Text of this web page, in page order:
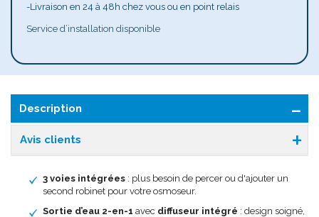
-Livraison en 24 à 48h chez vous ou en point relais
Service d’installation disponible
Description
Avis clients
3 voies intégrées : plus besoin de percer ou d'ajouter un
second robinet pour votre osmoseur.
Sortie d’eau 2-en-1 avec diffuseur intégré : design soigné,